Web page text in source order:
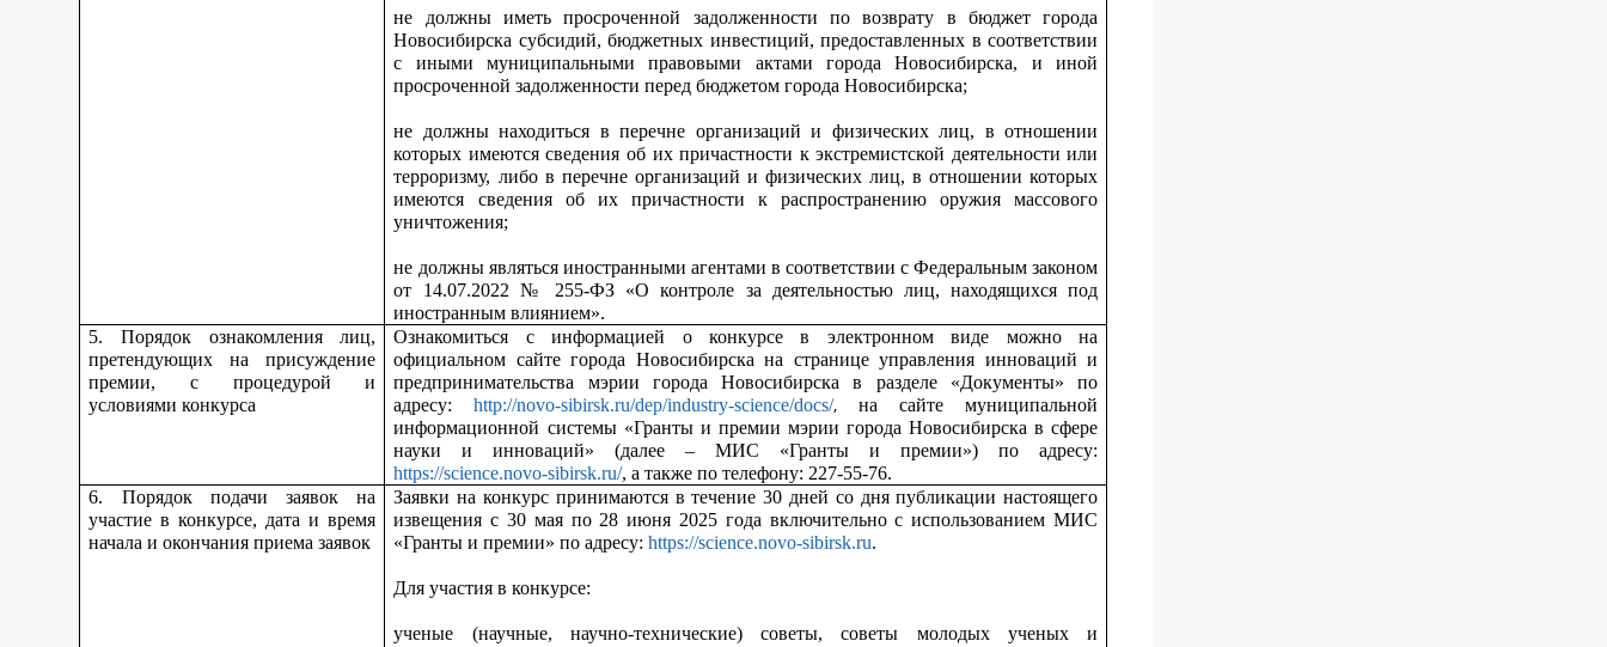
не должны иметь просроченной задолженности по возврату в бюджет города
Новосибирска субсидий, бюджетных инвестиций, предоставленных в соответствии
с иными муниципальными правовыми актами города Новосибирска, и иной
просроченной задолженности перед бюджетом города Новосибирска;
не должны находиться в перечне организаций и физических лиц, в отношении
которых имеются сведения об их причастности к экстремистской деятельности или
терроризму, либо в перечне организаций и физических лиц, в отношении которых
имеются сведения об их причастности к распространению оружия массового
уничтожения;
не должны являться иностранными агентами в соответствии с Федеральным законом
от 14.07.2022 № 255-ФЗ «О контроле за деятельностью лиц, находящихся под
иностранным влиянием».
5. Порядок ознакомления лиц,
претендующих на присуждение
премии, с процедурой и
условиями конкурса
Ознакомиться с информацией о конкурсе в электронном виде можно на
официальном сайте города Новосибирска на странице управления инноваций и
предпринимательства мэрии города Новосибирска в разделе «Документы» по
адресу:http://novo-sibirsk.ru/dep/industry-science/docs/,на сайте муниципальной
информационной системы «Гранты и премии мэрии города Новосибирска в сфере
науки и инноваций» (далее – МИС «Гранты и премии») по адресу:
https://science.novo-sibirsk.ru/, а также по телефону: 227-55-76.
6. Порядок подачи заявок на
участие в конкурсе, дата и время
начала и окончания приема заявок
Заявки на конкурс принимаются в течение 30 дней со дня публикации настоящего
извещения с 30 мая по 28 июня 2025 года включительно с использованием МИС
«Гранты и премии» по адресу:https://science.novo-sibirsk.ru.
Для участия в конкурсе:
ученые (научные, научно-технические) советы, советы молодых ученых и